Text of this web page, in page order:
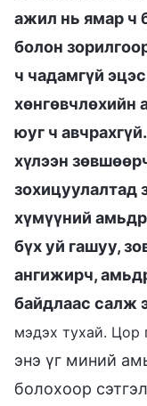
ажил нь ямар ч
болон
ч чадамгүй
хөнгөвчлөхийн
юуг ч
хүлээн
зохицуулалтад
хүмүүний
бүх уй гашуу,
ангижирч,
байдлаас салж
мэдэх тухай. Цор
энэ үг миний
болохоор